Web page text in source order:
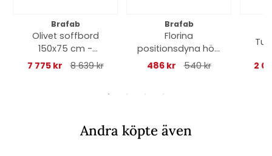
Brafab
Olivet soffbord
150x75 cm -
vit/teak
7 775 kr 8 639 kr
Brafab
Florina
positionsdyna hög
- beige
486 kr 540 kr
2
Andra köpte även